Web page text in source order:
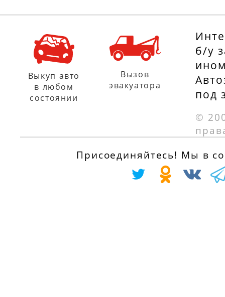
б/у
под
©
Выкуп авто
в любом
состоянии
Вызов
эвакуатора
Присоединяйтесь! Мы в